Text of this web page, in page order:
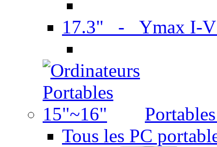
17.3" - Ymax I-
Tous les PC